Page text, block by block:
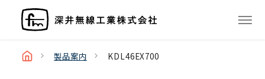
製品案内 KDL46EX700